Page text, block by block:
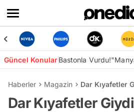
Güncel KonularBastonla Vurdu!
Haberler Magazin Dar Kıyafetler
Dar Kıyafetler